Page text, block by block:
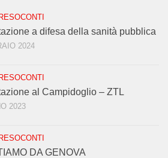
a difesa della sanità pubblica
2024
al Campidoglio – ZTL
2023
DA GENOVA